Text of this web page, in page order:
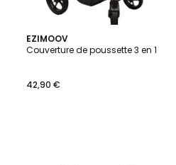
EZIMOOV
Couverture de poussette 3 en 1
42,90 €